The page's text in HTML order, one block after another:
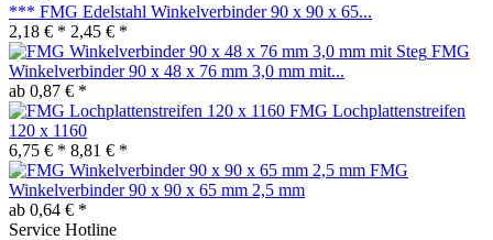
*** FMG Edelstahl Winkelverbinder 90 x 90 x 65...
2,18 € * 2,45 € *
FMG
Winkelverbinder 90 x 48 x 76 mm 3,0 mm mit...
ab 0,87 € *
FMG Lochplattenstreifen
120 x 1160
6,75 € * 8,81 € *
FMG
Winkelverbinder 90 x 90 x 65 mm 2,5 mm
ab 0,64 € *
Service Hotline